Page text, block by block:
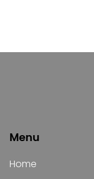
Menu
Home